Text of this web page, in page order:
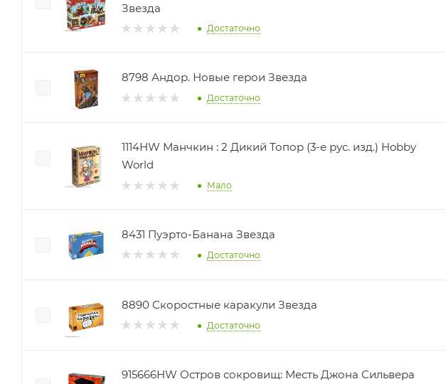
Звезда
Достаточно
8798 Андор. Новые герои Звезда
Достаточно
1114HW Манчкин : 2 Дикий Топор (3-е рус. изд.) Hobby
World
Мало
8431 Пуэрто-Банана Звезда
Достаточно
8890 Скоростные каракули Звезда
Достаточно
915666HW Остров сокровищ: Месть Джона Сильвера